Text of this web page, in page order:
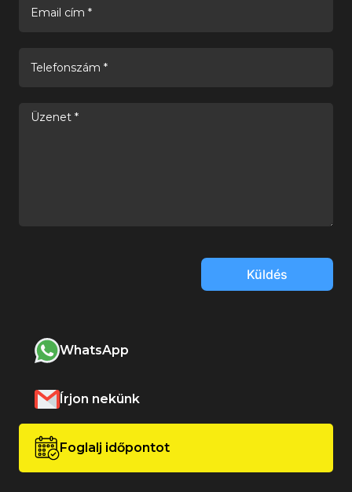
Küldés
WhatsApp
Írjon nekünk
Foglalj időpontot